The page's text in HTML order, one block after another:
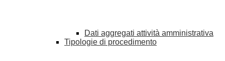
Dati aggregati attività amministrativa
Tipologie di procedimento